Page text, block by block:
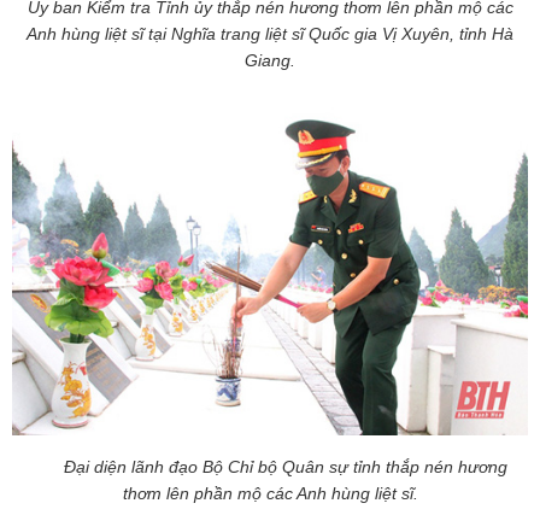
Ủy ban Kiểm tra Tỉnh ủy thắp nén hương thơm lên phần mộ các
Anh hùng liệt sĩ tại Nghĩa trang liệt sĩ Quốc gia Vị Xuyên, tỉnh Hà
Giang.
Đại diện lãnh đạo Bộ Chỉ bộ Quân sự tỉnh thắp nén hương
thơm lên phần mộ các Anh hùng liệt sĩ.